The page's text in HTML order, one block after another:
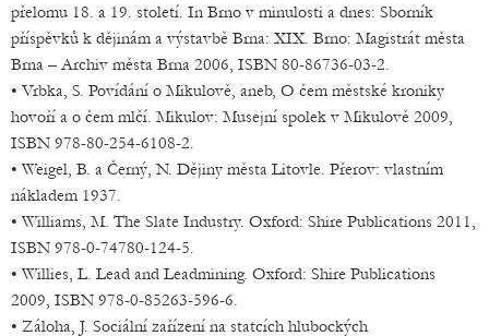
přelomu 18. a 19. století. In Brno v minulosti a dnes: Sborník
příspěvků k dějinám a výstavbě Brna: XIX. Brno: Magistrát města
Brna – Archiv města Brna 2006, ISBN 80-86736-03-2.
• Vrbka, S. Povídání o Mikulově, aneb, O čem městské kroniky
hovoří a o čem mlčí. Mikulov: Musejní spolek v Mikulově 2009,
ISBN 978-80-254-6108-2.
• Weigel, B. a Černý, N. Dějiny města Litovle. Přerov: vlastním
nákladem 1937.
• Williams, M. The Slate Industry. Oxford: Shire Publications 2011,
ISBN 978-0-74780-124-5.
• Willies, L. Lead and Leadmining. Oxford: Shire Publications
2009, ISBN 978-0-85263-596-6.
• Záloha, J. Sociální zařízení na statcích hlubockých